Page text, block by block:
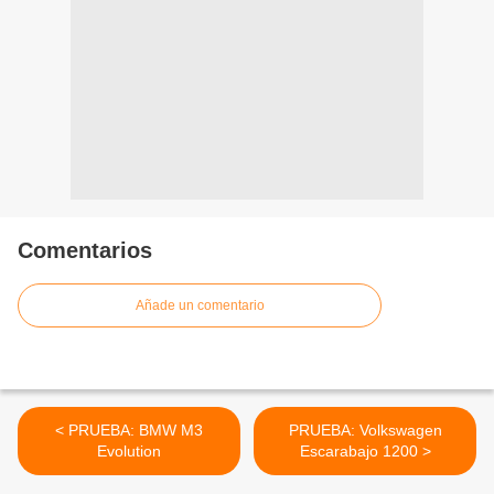
Comentarios
Añade un comentario
< PRUEBA: BMW M3
Evolution
PRUEBA: Volkswagen
Escarabajo 1200 >